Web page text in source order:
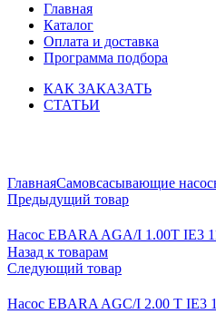
Главная
Каталог
Оплата и доставка
Программа подбора
КАК ЗАКАЗАТЬ
СТАТЬИ
ГлавнаяСамовсасывающие
Предыдущий товар
Насос EBARA AGA/I 1.00T IE3
Назад к товарам
Следующий товар
Насос EBARA AGC/I 2.00 T IE3